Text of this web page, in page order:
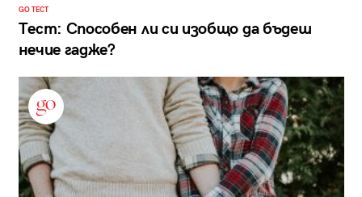
GO ТЕСТ
Тест: Способен ли си изобщо да бъдеш
нечие гадже?